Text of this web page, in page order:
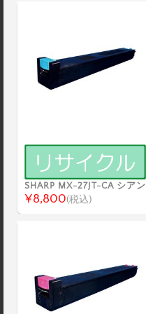
SHARP MX-27JT-CA シアン
¥8,800(税込)